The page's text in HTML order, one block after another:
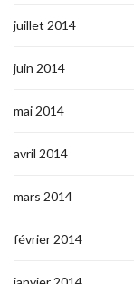
juillet 2014
juin 2014
mai 2014
avril 2014
mars 2014
février 2014